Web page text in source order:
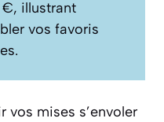
illustrant
vos favoris
vos mises s’envoler